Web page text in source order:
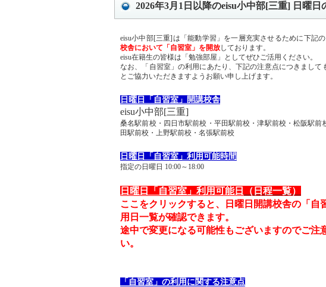
2026年3月1日以降のeisu小中部[三重] 日曜
eisu小中部[三重]は「能動学習」を一層充実させるために下記の
校舎において「自習室」を開放しております。
eisu在籍生の皆様は「勉強部屋」としてぜひご活用ください。
なお、「自習室」の利用にあたり、下記の注意点につきまして
とご協力いただきますようお願い申し上げます。
日曜日「自習室」開講校舎
eisu小中部[三重]
桑名駅前校・四日市駅前校・平田駅前校・津駅前校・松阪駅前
田駅前校・上野駅前校・名張駅前校
日曜日 「自習室」 利用可能時間
指定の日曜日 10:00～18:00
日曜日「自習室」利用可能日
（日程一覧）
ここをクリックすると、日曜日開講校舎の「自
用日一覧が確認できます。
途中で変更になる可能性もございますのでご注
い。
「自習室」の利用に関する注意点